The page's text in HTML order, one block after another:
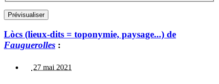
Lòcs (lieux-dits = toponymie, paysage...) de
Fauguerolles :
27 mai 2021